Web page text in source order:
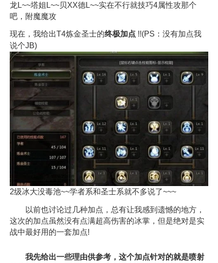
龙L~~塔姐L~~贝XX德L~~实在不行就技巧4属性攻那个
吧，附魔魔攻
现在，我给出T4炼金圣士的终极加点 !!(PS：没有加点我
说个JB)
2级冰大没毒池~~学者系和圣士系就不多说了~~~
以前也讨论过几种加点，总有让我感到遗憾的地方，
这次的加点虽然没有点满超高伤害的冰掌，但是绝对是实
战中最好用的一套加点!
我先给出一些理由供参考，这个加点针对的就是喷射